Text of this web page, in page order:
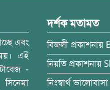
এবং
এই
-
দর্শক মতামত
বিজলী প্রকাশনায়
নিয়তি প্রকাশনায়
নিঃস্বার্থ ভালোবাসা